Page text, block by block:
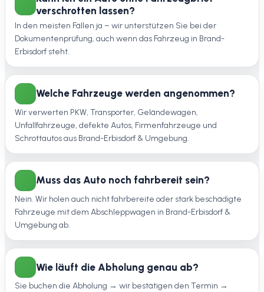
verschrotten lassen?
In den meisten Fällen ja – wir unterstützen Sie bei der
Dokumentenprüfung, auch wenn das Fahrzeug in Brand-
Erbisdorf steht.
Welche Fahrzeuge werden angenommen?
Wir verwerten PKW, Transporter, Geländewagen,
Unfallfahrzeuge, defekte Autos, Firmenfahrzeuge und
Schrottautos aus Brand-Erbisdorf & Umgebung.
Muss das Auto noch fahrbereit sein?
Nein. Wir holen auch nicht fahrbereite oder stark beschädigte
Fahrzeuge mit dem Abschleppwagen in Brand-Erbisdorf &
Umgebung ab.
Wie läuft die Abholung genau ab?
Sie buchen die Abholung → wir bestätigen den Termin →